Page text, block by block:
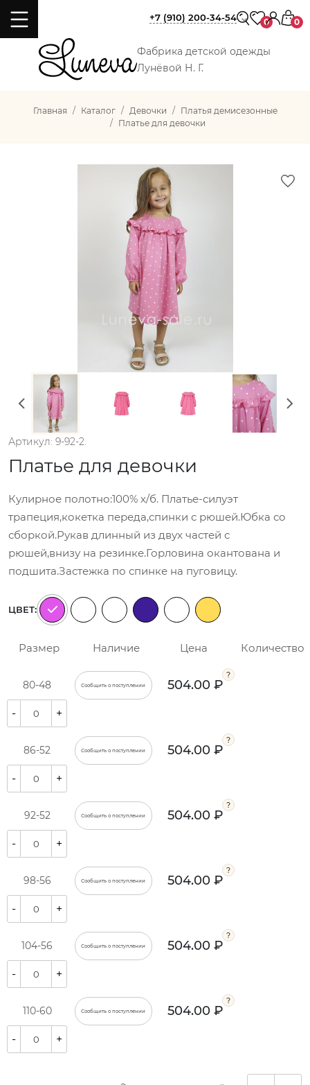
Фабрика детской одежды
Лунёвой Н. Г.
+7 (910) 200-34-54 0 0
Главная Каталог Девочки
Платья демисезонные
Платье для девочки
Артикул: 9-92-2.
Платье для девочки
Кулирное полотно:100% х/б. Платье-силуэт
трапеция,кокетка переда,спинки с рюшей.Юбка со
сборкой.Рукав длинный из двух частей с
рюшей,внизу на резинке.Горловина окантована и
подшита.Застежка по спинке на пуговицу.
ЦВЕТ:
Размер Наличие Цена Количество
80-48 Сообщить о поступлении 504.00 ₽
- +
86-52 Сообщить о поступлении 504.00 ₽
- +
92-52 Сообщить о поступлении 504.00 ₽
- +
98-56 Сообщить о поступлении 504.00 ₽
- +
104-56 Сообщить о поступлении 504.00 ₽
- +
110-60 Сообщить о поступлении 504.00 ₽
- +